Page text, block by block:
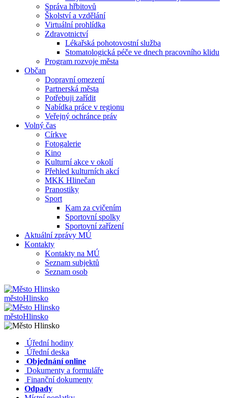
Správa hřbitovů
Školství a vzdělání
Virtuální prohlídka
Zdravotnictví
Lékařská pohotovostní služba
Stomatologická péče ve dnech pracovního klidu
Program rozvoje města
Občan
Dopravní omezení
Partnerská města
Potřebuji zařídit
Nabídka práce v regionu
Veřejný ochránce práv
Volný čas
Církve
Fotogalerie
Kino
Kulturní akce v okolí
Přehled kulturních akcí
MKK Hlinečan
Pranostiky
Sport
Kam za cvičením
Sportovní spolky
Sportovní zařízení
Aktuální zprávy MÚ
Kontakty
Kontakty na MÚ
Seznam subjektů
Seznam osob
městoHlinsko
městoHlinsko
Úřední hodiny
Úřední deska
Objednání online
Dokumenty a formuláře
Finanční dokumenty
Odpady